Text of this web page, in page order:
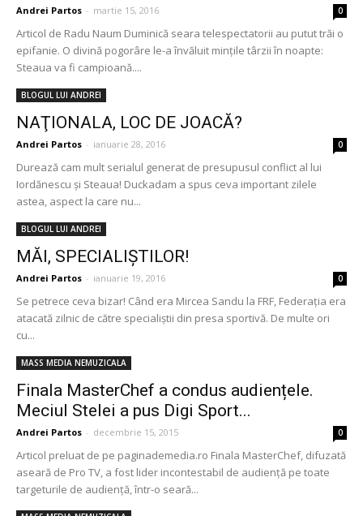
Andrei Partos - martie 15, 2016 0
Articol de Radu Naum Duminică seara telespectatorii au putut trăi o
epifanie. O divină pogorâre le-a învăluit minţile târzii în noapte:
Steaua va fi campioană....
BLOGUL LUI ANDREI
NAŢIONALA, LOC DE JOACĂ?
Andrei Partos - ianuarie 28, 2016 0
Durează cam mult serialul generat de presupusul conflict al lui
Iordănescu şi Steaua! Duckadam a spus ceva important zilele
astea, aspect la care nu...
BLOGUL LUI ANDREI
MĂI, SPECIALIŞTILOR!
Andrei Partos - ianuarie 19, 2016 0
Se petrece ceva bizar! Când era Mircea Sandu la FRF, Federaţia era
atacată zilnic de către specialiştii din presa sportivă. De multe ori
cu...
MASS MEDIA NEMUZICALA
Finala MasterChef a condus audiențele.
Meciul Stelei a pus Digi Sport...
Andrei Partos - decembrie 15, 2015 0
Articol preluat de pe paginademedia.ro Finala MasterChef, difuzată
aseară de Pro TV, a fost lider incontestabil de audiență pe toate
targeturile de audiență, într-o seară...